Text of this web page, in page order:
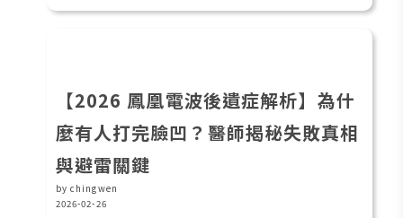
【2026 鳳凰電波後遺症解析】為什
麼有人打完臉凹？醫師揭秘失敗真相
與避雷關鍵
by chingwen
2026-02-26